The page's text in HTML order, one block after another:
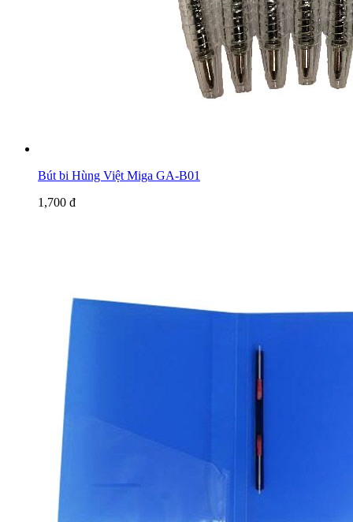
Bút bi Hùng Việt Miga GA-B01
1,700 đ